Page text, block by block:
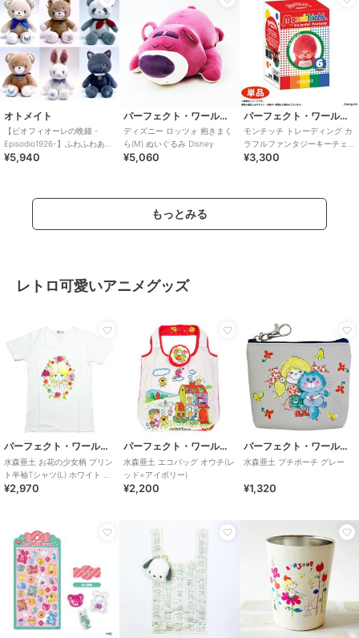
オトメイト
【ピオフィオーレの晩鐘 -
Episodio1926-】ふわふわあに
まるぬいぐるみ(全6種)
¥5,940
パーフェクト・ワールド・トーキョー
ディズニー ロッツォ 抱きまく
ら(M) ぬいぐるみ Disney
¥5,060
パーフェクト・ワールド・トーキョー
モンチッチ トレーディング カ
ラフルファンタジーキーチェ
ーン ぬいぐるみ 【全6種類の
¥3,300
もっとみる
レトロ可愛いアニメグッズ
パーフェクト・ワールド・トーキョー
水森亜土 お花の少女柄 プリン
ト半袖Tシャツ(L) ホワイト ア
パレル
¥2,970
パーフェクト・ワールド・トーキョー
水森亜土 エコバッグ オウチ(レ
ッド×アイボリー)
¥2,200
パーフェクト・ワールド・トーキョー
水森亜土 プチポーチ グレー
¥1,320